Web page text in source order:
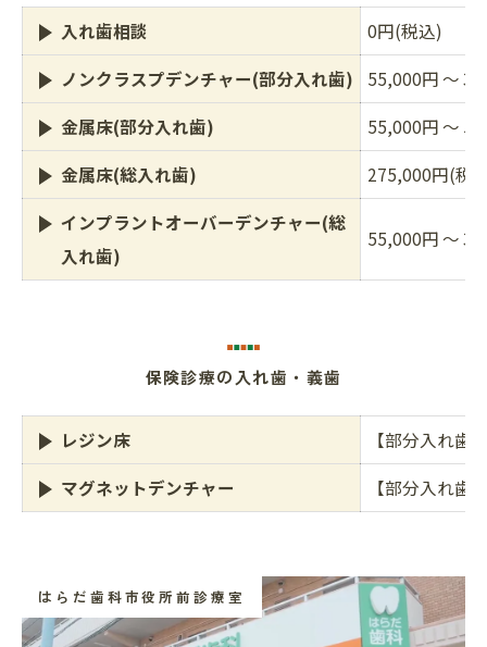
入れ歯相談
0円(税込)
ノンクラスプデンチャー(部分入れ歯)
55,000円 ～
金属床(部分入れ歯)
55,000円 ～
金属床(総入れ歯)
275,000円(税
インプラントオーバーデンチャー(総
入れ歯)
55,000円 ～
保険診療の入れ歯・義歯
レジン床
【部分入れ歯
マグネットデンチャー
【部分入れ歯
はらだ歯科市役所前診療室